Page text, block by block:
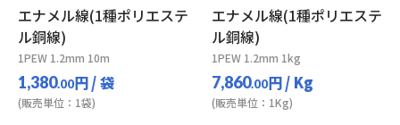
エナメル線(1種ポリエステ
ル銅線)
1PEW 1.2mm 10m
1,380.00円/ 袋
(販売単位：1袋)
エナメル線(1種ポリエステ
ル銅線)
1PEW 1.2mm 1kg
7,860.00円/ Kg
(販売単位：1Kg)